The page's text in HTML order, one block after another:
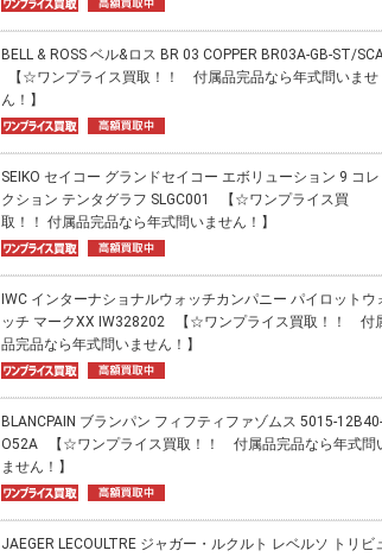
BELL & ROSS ベル&ロス BR 03 COPPER BR03A-GB-ST/
【☆ワンプライス買取！！ 付属品完品なら年式問いませ
ん！】
SEIKO セイコー グランドセイコー エボリューション 9 コレ
クション テンタグラフ SLGC001 【☆ワンプライス買
取！！ 付属品完品なら年式問いません！】
IWC インターナショナルウォッチカンパニー パイロットウ
ッチ マークXX IW328202 【☆ワンプライス買取！！ 付
品完品なら年式問いません！】
BLANCPAIN ブランパン フィフティファゾムス 5015-12B40-
O52A 【☆ワンプライス買取！！ 付属品完品なら年式問
ません！】
JAEGER LECOULTRE ジャガー・ルクルト レベルソ トリビ